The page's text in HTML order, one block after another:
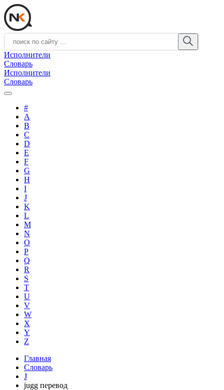
Исполнители
Словарь
Исполнители
Словарь
#
A
B
C
D
E
F
G
H
I
J
K
L
M
N
O
P
Q
R
S
T
U
V
W
X
Y
Z
Главная
Словарь
J
jugg перевод